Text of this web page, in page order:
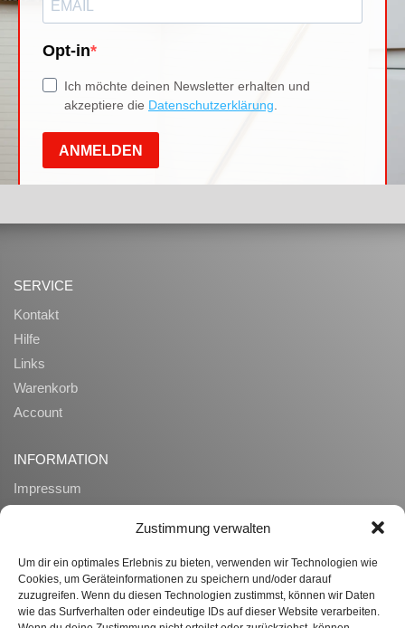
Zustimmung verwalten
Um dir ein optimales Erlebnis zu bieten, verwenden wir Technologien wie
Cookies, um Geräteinformationen zu speichern und/oder darauf
zuzugreifen. Wenn du diesen Technologien zustimmst, können wir Daten
wie das Surfverhalten oder eindeutige IDs auf dieser Website verarbeiten.
SERVICE
Kontakt
Hilfe
Links
Warenkorb
Account
INFORMATION
Impressum
Zahlung und Lieferung
Widerrufsrecht
Ueber uns